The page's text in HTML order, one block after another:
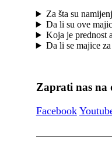
Za šta su
Da li su ove
Koja je prednost
Da li se majice
Zaprati nas na
Facebook